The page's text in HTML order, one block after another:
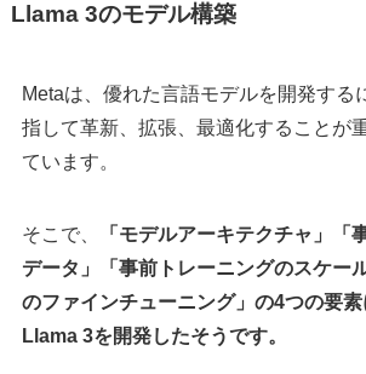
Llama 3のモデル構築
Metaは、優れた言語モデルを開発する
指して革新、拡張、最適化することが
ています。
そこで、
「モデルアーキテクチャ」「
データ」「事前トレーニングのスケー
のファインチューニング」の4つの要素
Llama 3を開発したそうです。